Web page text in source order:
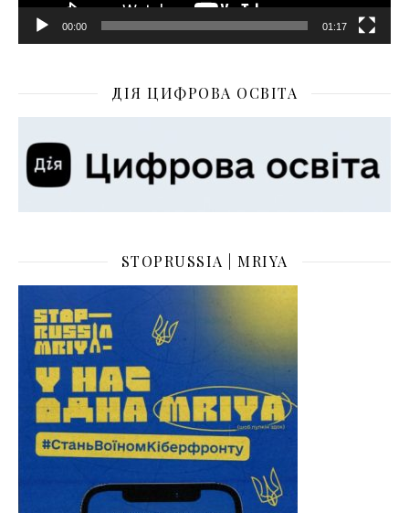
00:00 01:17
ДІЯ ЦИФРОВА ОСВІТА
STOPRUSSIA | MRIYA